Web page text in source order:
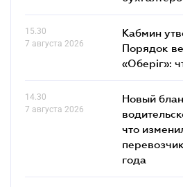
15.30
7 августа 2026
Кабмин
Порядок
«Оберіг»:
14.30
7 августа 2026
Новый
что
года